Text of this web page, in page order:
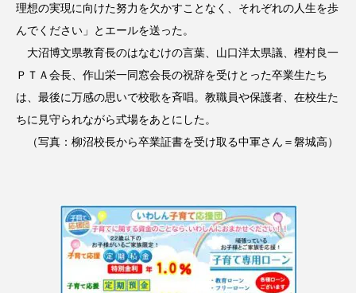
理想の実現に向けた努力を欠かすことなく、それぞれの人生を歩
んでください」とエールを送った。
大沼博文県教育長のはなむけの言葉、山口洋太県議、樫村良一
ＰＴＡ会長、作山栄一同窓会長の祝辞を受けとった卒業生たち
は、最後に万感の思いで校歌を斉唱。教職員や保護者、在校生た
ちに見守られながら式場をあとにした。
（写真：柳沼校長から卒業証書を受け取る中軍さん＝磐城高）